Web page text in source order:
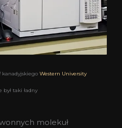
kanadyjskiego Western University
był taki ładny
molekuł